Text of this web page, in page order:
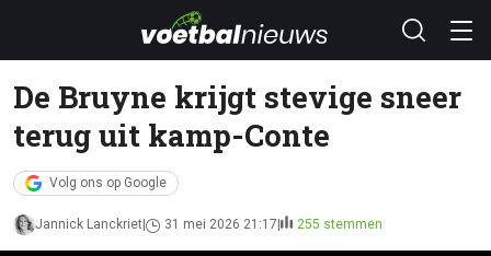
De Bruyne krijgt stevige sneer
terug uit kamp-Conte
Volg ons op Google
Jannick Lanckriet 31 mei 2026 21:17 255 stemmen